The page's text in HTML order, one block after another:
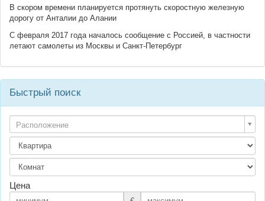
В скором времени планируется протянуть скоростную железную
дорогу от Анталии до Алании
С февраля 2017 года началось сообщение с Россией, в частности
летают самолеты из Москвы и Санкт-Петербург
Быстрый поиск
Расположение
Цена